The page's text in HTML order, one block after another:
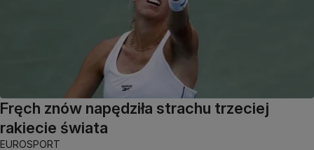
Fręch znów napędziła strachu trzeciej
rakiecie świata
EUROSPORT